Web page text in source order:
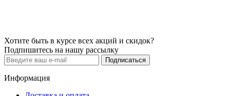
Хотите быть в курсе всех акций и скидок?
Подпишитесь на нашу рассылку
Подписаться
Информация